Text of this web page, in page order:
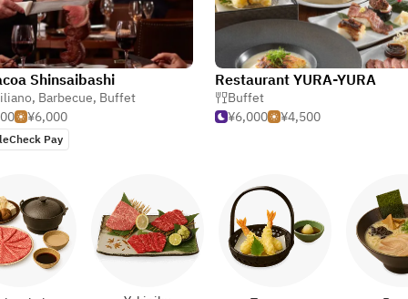
Shinsaibashi
, Barbecue, Buffet
¥6,000
Pay
Restaurant YURA-YURA
Buffet
¥6,000
¥4,500